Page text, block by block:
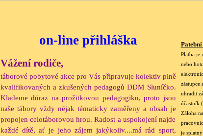
on-line přihláška
Vážení rodiče,
táborové pobytové akce pro Vás připravuje kolektiv plně
kvalifikovaných a zkušených pedagogů DDM Sluníčko.
Klademe důraz na prožitkovou pedagogiku, proto jsou
naše tábory vždy nějak tématicky zaměřeny a obsah je
propojen celotáborovou hrou. Radost a uspokojení najde
každé dítě, ať je jeho zájem jakýkoliv....má rád sport,
Platba je
nebo
zástupce
uhradit
účastník
Záloha
je